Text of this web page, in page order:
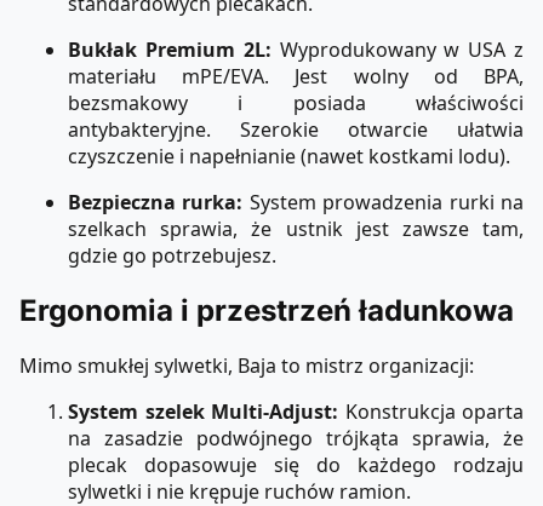
Bukłak Premium 2L: Wyprodukowany w USA z
materiału mPE/EVA. Jest wolny od BPA,
bezsmakowy i posiada właściwości
antybakteryjne. Szerokie otwarcie ułatwia
czyszczenie i napełnianie (nawet kostkami lodu).
Bezpieczna rurka: System prowadzenia rurki na
szelkach sprawia, że ustnik jest zawsze tam,
gdzie go potrzebujesz.
Ergonomia i przestrzeń ładunkowa
Mimo smukłej sylwetki, Baja to mistrz organizacji:
System szelek Multi-Adjust: Konstrukcja oparta
na zasadzie podwójnego trójkąta sprawia, że
plecak dopasowuje się do każdego rodzaju
sylwetki i nie krępuje ruchów ramion.